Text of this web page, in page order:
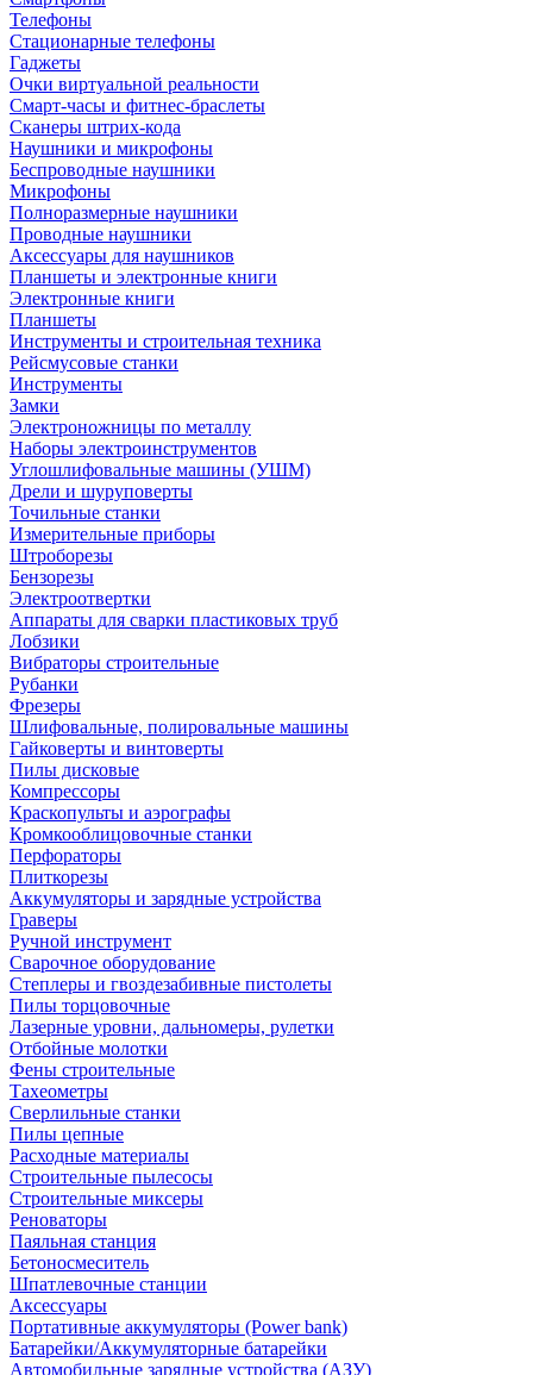
Телефоны
Стационарные телефоны
Гаджеты
Очки виртуальной реальности
Смарт-часы и фитнес-браслеты
Сканеры штрих-кода
Наушники и микрофоны
Беспроводные наушники
Микрофоны
Полноразмерные наушники
Проводные наушники
Аксессуары для наушников
Планшеты и электронные книги
Электронные книги
Планшеты
Инструменты и строительная техника
Рейсмусовые станки
Инструменты
Замки
Электроножницы по металлу
Наборы электроинструментов
Углошлифовальные машины (УШМ)
Дрели и шуруповерты
Точильные станки
Измерительные приборы
Штроборезы
Бензорезы
Электроотвертки
Аппараты для сварки пластиковых труб
Лобзики
Вибраторы строительные
Рубанки
Фрезеры
Шлифовальные, полировальные машины
Гайковерты и винтоверты
Пилы дисковые
Компрессоры
Краскопульты и аэрографы
Кромкооблицовочные станки
Перфораторы
Плиткорезы
Аккумуляторы и зарядные устройства
Граверы
Ручной инструмент
Сварочное оборудование
Степлеры и гвоздезабивные пистолеты
Пилы торцовочные
Лазерные уровни, дальномеры, рулетки
Отбойные молотки
Фены строительные
Тахеометры
Сверлильные станки
Пилы цепные
Расходные материалы
Строительные пылесосы
Строительные миксеры
Реноваторы
Паяльная станция
Бетоносмеситель
Шпатлевочные станции
Аксессуары
Портативные аккумуляторы (Power bank)
Батарейки/Аккумуляторные батарейки
Автомобильные зарядные устройства (АЗУ)